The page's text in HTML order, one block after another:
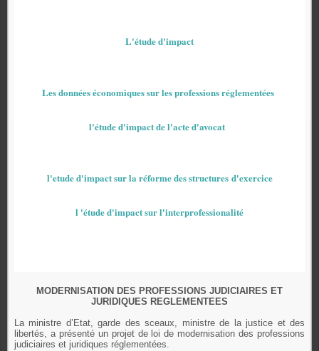
L'étude d'impact
Les données économiques sur les professions réglementées
l'étude d'impact de l'acte d'avocat
l'etude d'impact sur la réforme des structures d'exercice
l 'étude d'impact sur l'interprofessionalité
MODERNISATION DES PROFESSIONS JUDICIAIRES ET
JURIDIQUES REGLEMENTEES
La ministre d’Etat, garde des sceaux, ministre de la justice et des
libertés, a présenté un projet de loi de modernisation des professions
judiciaires et juridiques réglementées.